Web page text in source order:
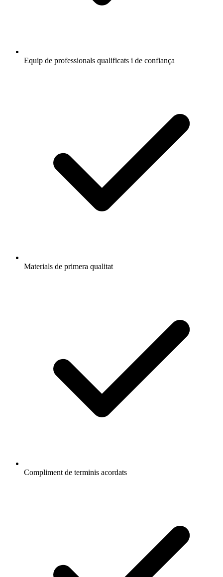
Equip de professionals qualificats i de confiança
Materials de primera qualitat
Compliment de terminis acordats